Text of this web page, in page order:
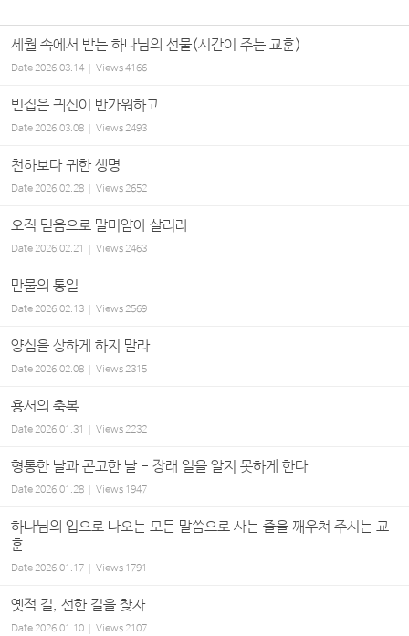
세월 속에서 받는 하나님의 선물(시간이 주는 교훈)
Date2026.03.14 Views4166
빈집은 귀신이 반가워하고
Date2026.03.08 Views2493
천하보다 귀한 생명
Date2026.02.28 Views2652
오직 믿음으로 말미암아 살리라
Date2026.02.21 Views2463
만물의 통일
Date2026.02.13 Views2569
양심을 상하게 하지 말라
Date2026.02.08 Views2315
용서의 축복
Date2026.01.31 Views2232
형통한 날과 곤고한 날 - 장래 일을 알지 못하게 한다
Date2026.01.28 Views 1947
하나님의 입으로 나오는 모든 말씀으로 사는 줄을 깨우쳐 주시는 교
훈
Date2026.01.17 Views 1791
옛적 길, 선한 길을 찾자
Date2026.01.10 Views2107